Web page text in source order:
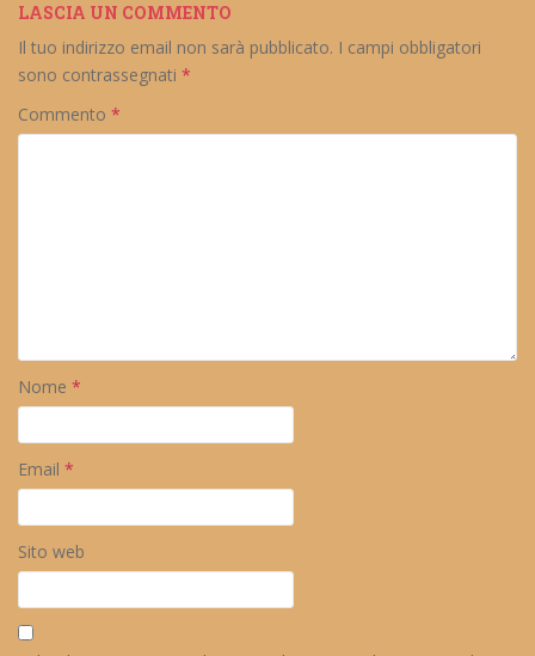
LASCIA UN COMMENTO
Il tuo indirizzo email non sarà pubblicato. I campi obbligatori
sono contrassegnati *
Commento *
Nome *
Email *
Sito web